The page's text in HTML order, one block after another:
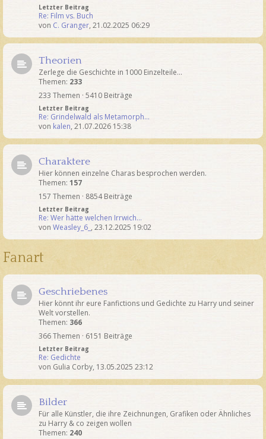
Letzter Beitrag
Re: Film vs. Buch
von C. Granger, 21.02.2025 06:29
Theorien
Zerlege die Geschichte in 1000 Einzelteile...
Themen: 233
233 Themen · 5410 Beiträge
Letzter Beitrag
Re: Grindelwald als Metamorph…
von kalen, 21.07.2026 15:38
Charaktere
Hier können einzelne Charas besprochen werden.
Themen: 157
157 Themen · 8854 Beiträge
Letzter Beitrag
Re: Wer hätte welchen Irrwich…
von Weasley_6_ , 23.12.2025 19:02
Fanart
Geschriebenes
Hier könnt ihr eure Fanfictions und Gedichte zu Harry und seiner
Welt vorstellen.
Themen: 366
366 Themen · 6151 Beiträge
Letzter Beitrag
Re: Gedichte
von Gulia Corby, 13.05.2025 23:12
Bilder
Für alle Künstler, die ihre Zeichnungen, Grafiken oder Ähnliches
zu Harry & co zeigen wollen
Themen: 240